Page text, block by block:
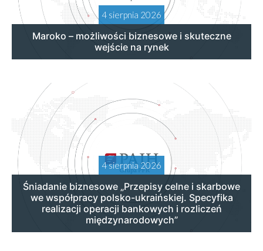
4 sierpnia 2026
Maroko – możliwości biznesowe i skuteczne
wejście na rynek
4 sierpnia 2026
Śniadanie biznesowe „Przepisy celne i skarbowe
we współpracy polsko-ukraińskiej. Specyfika
realizacji operacji bankowych i rozliczeń
międzynarodowych”